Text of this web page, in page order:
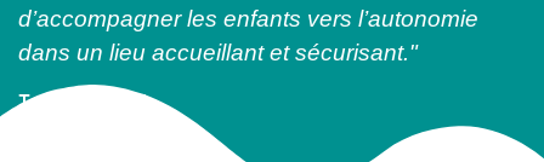
d’accompagner les enfants vers l’autonomie
dans un lieu accueillant et sécurisant."
Touria Rhouni